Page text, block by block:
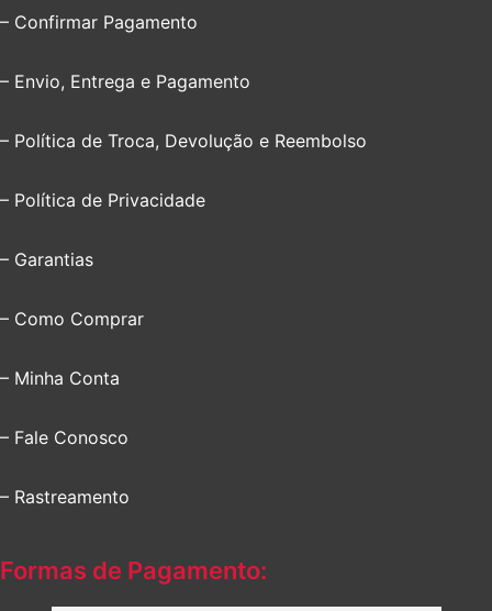
– Confirmar Pagamento
– Envio, Entrega e Pagamento
– Política de Troca, Devolução e Reembolso
– Política de Privacidade
– Garantias
– Como Comprar
– Minha Conta
– Fale Conosco
– Rastreamento
Formas de Pagamento: